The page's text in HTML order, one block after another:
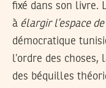
fixé dans son livre.
à élargir l’espace
démocratique
l’ordre des choses,
des béquilles